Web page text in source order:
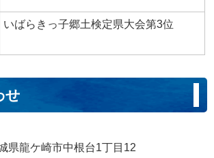
いばらきっ子郷土検定県大会第3位
せ
龍ケ崎市中根台1丁目12